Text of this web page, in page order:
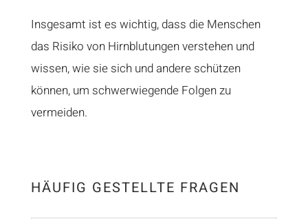
Insgesamt ist es wichtig, dass die Menschen
das Risiko von Hirnblutungen verstehen und
wissen, wie sie sich und andere schützen
können, um schwerwiegende Folgen zu
vermeiden.
HÄUFIG GESTELLTE FRAGEN